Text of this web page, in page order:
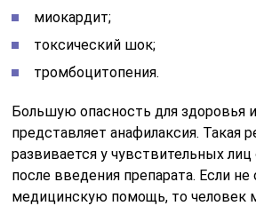
миокардит;
токсический шок;
тромбоцитопения.
Большую опасность для здоровья
представляет анафилаксия. Такая
развивается у чувствительных
после введения препарата. Если
медицинскую помощь, то человек